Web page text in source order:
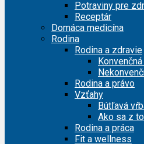
Potraviny pre
Receptár
Domáca medicína
Rodina
Rodina a zdravie
Rodina a právo
Vzťahy
Bútľavá
Ako sa z
Rodina a práca
Fit a wellness